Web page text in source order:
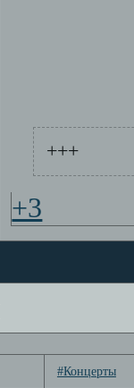
+++
+3
#Концерты